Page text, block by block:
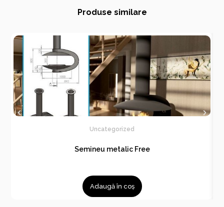
Produse similare
Uncategorized
Semineu metalic Free
Adaugă în coș